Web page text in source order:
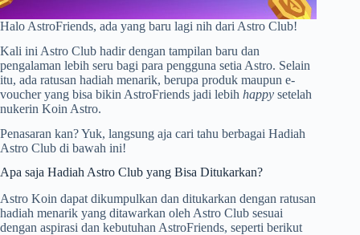
Halo AstroFriends, ada yang baru lagi nih dari Astro Club!
Kali ini Astro Club hadir dengan tampilan baru dan
pengalaman lebih seru bagi para pengguna setia Astro. Selain
itu, ada ratusan hadiah menarik, berupa produk maupun e-
voucher yang bisa bikin AstroFriends jadi lebih happy setelah
nukerin Koin Astro.
Penasaran kan? Yuk, langsung aja cari tahu berbagai Hadiah
Astro Club di bawah ini!
Apa saja Hadiah Astro Club yang Bisa Ditukarkan?
Astro Koin dapat dikumpulkan dan ditukarkan dengan ratusan
hadiah menarik yang ditawarkan oleh Astro Club sesuai
dengan aspirasi dan kebutuhan AstroFriends, seperti berikut